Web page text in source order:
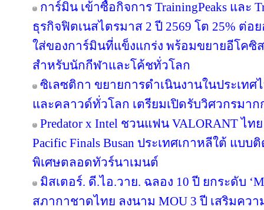
การ์มิน เข้าซื้อกิจการ TrainingPeaks และ
ธุรกิจฟิตเนสไตรมาส 2 ปี 2569 โต 25% ต่
ใส่ของการ์มินที่แข็งแกร่ง พร้อมขยายอีโคซิ
สำหรับนักกีฬาและโค้ชทั่วโลก
ซิเลซติกา ขยายการดำเนินงานในประเทศ
และคลาวด์ทั่วโลก เตรียมเปิดรับวิศวกรมาก
Predator x Intel ชวนแฟน VALORANT ไ
Pacific Finals Busan ประเทศเกาหลีใต้ แ
พิเศษตลอดทัวร์นาเมนต์
มิสเตอร์. ดี.ไอ.วาย. ฉลอง 10 ปี ยกระดับ
สภากาชาดไทย ลงนาม MOU 3 ปี เสริมคว